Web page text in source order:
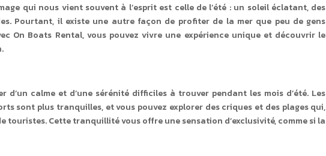
qui nous vient souvent à l’esprit est celle de l’été : un soleil éclatant, des
Pourtant, il existe une autre façon de profiter de la mer que peu de gens
On Boats Rental, vous pouvez vivre une expérience unique et découvrir le
d’un calme et d’une sérénité difficiles à trouver pendant les mois d’été. Les
sont plus tranquilles, et vous pouvez explorer des criques et des plages qui,
touristes. Cette tranquillité vous offre une sensation d’exclusivité, comme si la